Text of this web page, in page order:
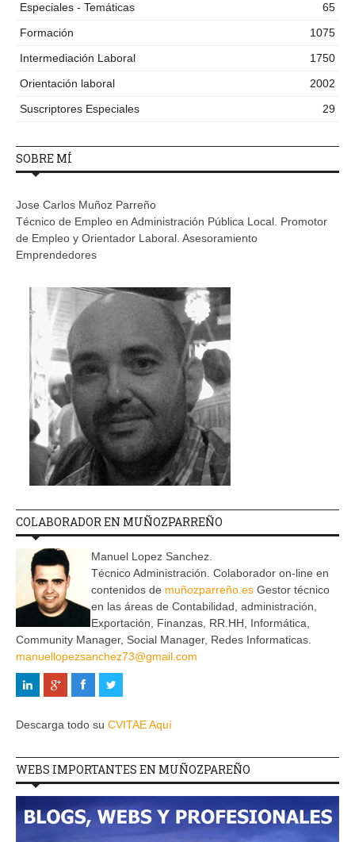
Especiales - Temáticas
65
Formación
1075
Intermediación Laboral
1750
Orientación laboral
2002
Suscriptores Especiales
29
SOBRE MÍ
Jose Carlos Muñoz Parreño
Técnico de Empleo en Administración Pública Local. Promotor
de Empleo y Orientador Laboral. Asesoramiento
Emprendedores
COLABORADOR EN MUÑOZPARREÑO
Manuel Lopez Sanchez.
Técnico Administración. Colaborador on-line en
contenidos de muñozparreño.es Gestor técnico
en las áreas de Contabilidad, administración,
Exportación, Finanzas, RR.HH, Informática,
Community Manager, Social Manager, Redes Informaticas.
manuellopezsanchez73@gmail.com
Descarga todo su CVITAE Aquí
WEBS IMPORTANTES EN MUÑOZPAREÑO